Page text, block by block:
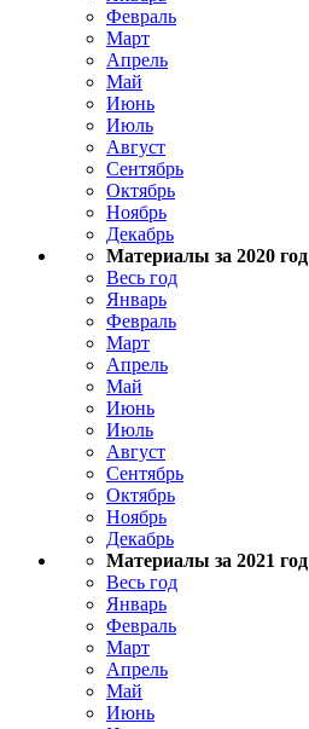
Февраль
Март
Апрель
Май
Июнь
Июль
Август
Сентябрь
Октябрь
Ноябрь
Декабрь
Материалы за 2020 год
Весь год
Январь
Февраль
Март
Апрель
Май
Июнь
Июль
Август
Сентябрь
Октябрь
Ноябрь
Декабрь
Материалы за 2021 год
Весь год
Январь
Февраль
Март
Апрель
Май
Июнь